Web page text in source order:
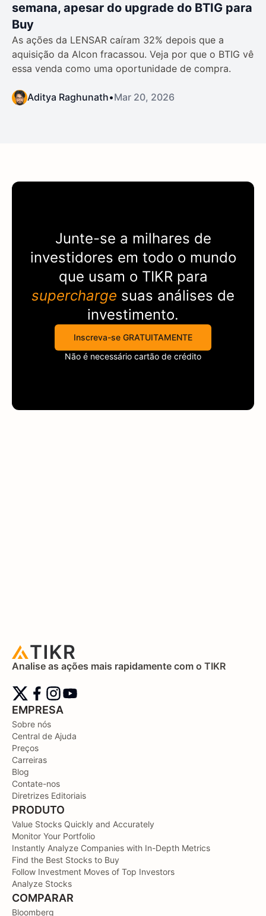
semana, apesar do upgrade do BTIG para
Buy
As ações da LENSAR caíram 32% depois que a
aquisição da Alcon fracassou. Veja por que o BTIG vê
essa venda como uma oportunidade de compra.
Aditya Raghunath•Mar 20, 2026
Junte-se a milhares de
investidores em todo o mundo
que usam o TIKRpara
supercharge suas análises de
investimento.
Inscreva-se GRATUITAMENTE
Não é necessário cartão de crédito
Analise as ações mais rapidamente com o TIKR
EMPRESA
Sobre nós
Central de Ajuda
Preços
Carreiras
Blog
Contate-nos
Diretrizes Editoriais
PRODUTO
Value Stocks Quickly and Accurately
Monitor Your Portfolio
Instantly Analyze Companies with In-Depth Metrics
Find the Best Stocks to Buy
Follow Investment Moves of Top Investors
Analyze Stocks
COMPARAR
Bloomberg